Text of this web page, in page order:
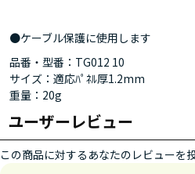
●ケーブル保護に使用します
品番・型番：TG012 10
サイズ：適応ﾊﾟﾈﾙ厚1.2mm
重量：20g
ユーザーレビュー
この商品に対するあなたのレビューを